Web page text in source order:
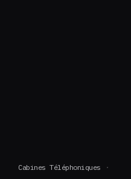
Cabines Téléphoniques